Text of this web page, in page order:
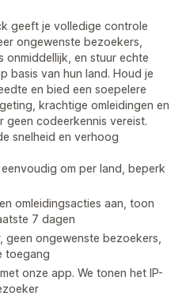
geeft je volledige controle
ongewenste bezoekers,
onmiddellijk, en stuur echte
basis van hun land. Houd je
en bied een soepelere
krachtige omleidingen en
geen codeerkennis vereist.
snelheid en verhoog
om per land, beperk
omleidingsacties aan, toon
7 dagen
geen ongewenste bezoekers,
toegang
onze app. We tonen het IP-